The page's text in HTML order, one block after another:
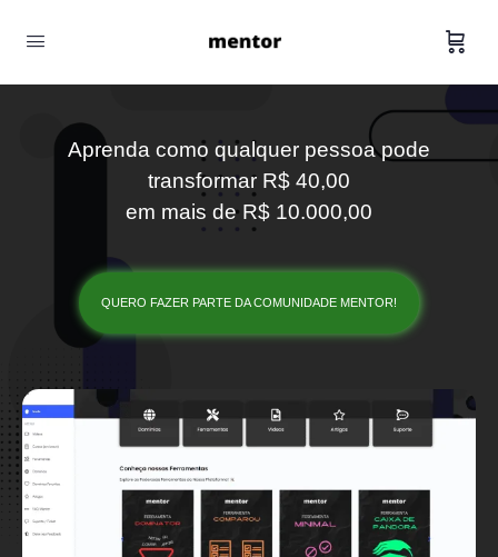
Aprenda como qualquer pessoa pode
transformar R$ 40,00
em mais de R$ 10.000,00
QUERO FAZER PARTE DA COMUNIDADE MENTOR!